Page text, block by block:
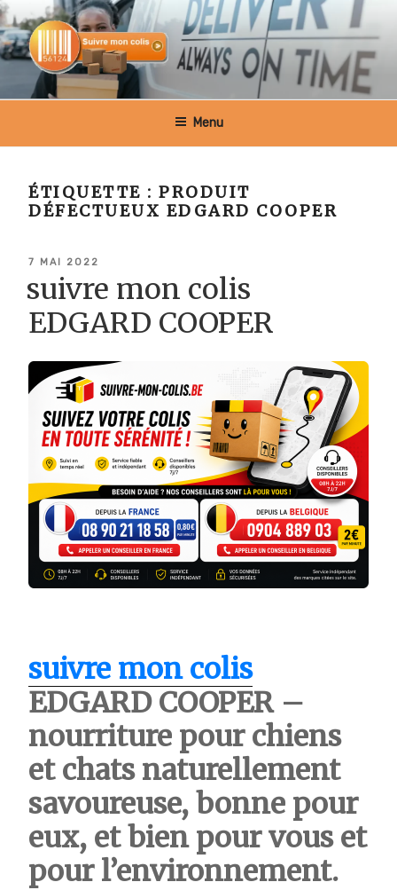
Aller
au
contenu
principal
SUIVRE MON COLIS BELGIQUE
Menu
ÉTIQUETTE :PRODUIT
DÉFECTUEUX EDGARD COOPER
PUBLIÉ
7 MAI 2022
suivre mon colis
EDGARD COOPER
suivre mon colis
EDGARD COOPER –
nourriture pour chiens
et chats naturellement
savoureuse, bonne pour
eux, et bien pour vous et
pour l’environnement.